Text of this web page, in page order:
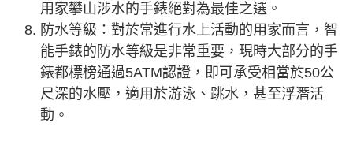
用家攀山涉水的手錶絕對為最佳之選。
防水等級：對於常進行水上活動的用家而言，智
能手錶的防水等級是非常重要，現時大部分的手
錶都標榜通過5ATM認證，即可承受相當於50公
尺深的水壓，適用於游泳、跳水，甚至浮潛活
動。